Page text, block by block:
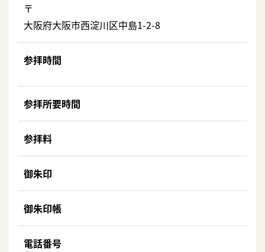
〒
大阪府大阪市西淀川区中島1-2-8
参拝時間
参拝所要時間
参拝料
御朱印
御朱印帳
電話番号